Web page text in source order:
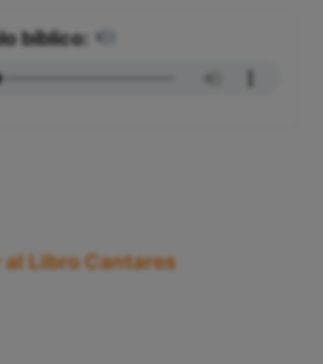
bíblico:
al Libro Cantares